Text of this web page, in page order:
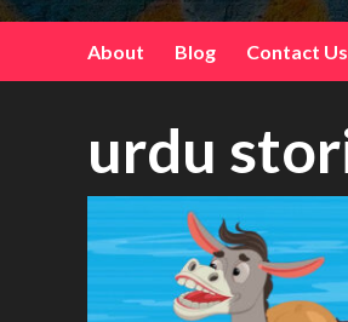
About Blog Contact Us
urdu